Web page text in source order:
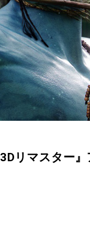
リマスター